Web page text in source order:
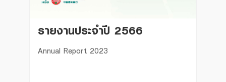
รายงานประจำปี 2566
Annual Report 2023